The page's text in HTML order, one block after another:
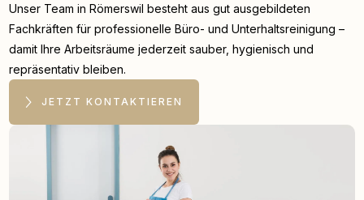
Unser Team in Römerswil besteht aus gut ausgebildeten
Fachkräften für professionelle Büro- und Unterhaltsreinigung –
damit Ihre Arbeitsräume jederzeit sauber, hygienisch und
repräsentativ bleiben.
JETZT KONTAKTIEREN